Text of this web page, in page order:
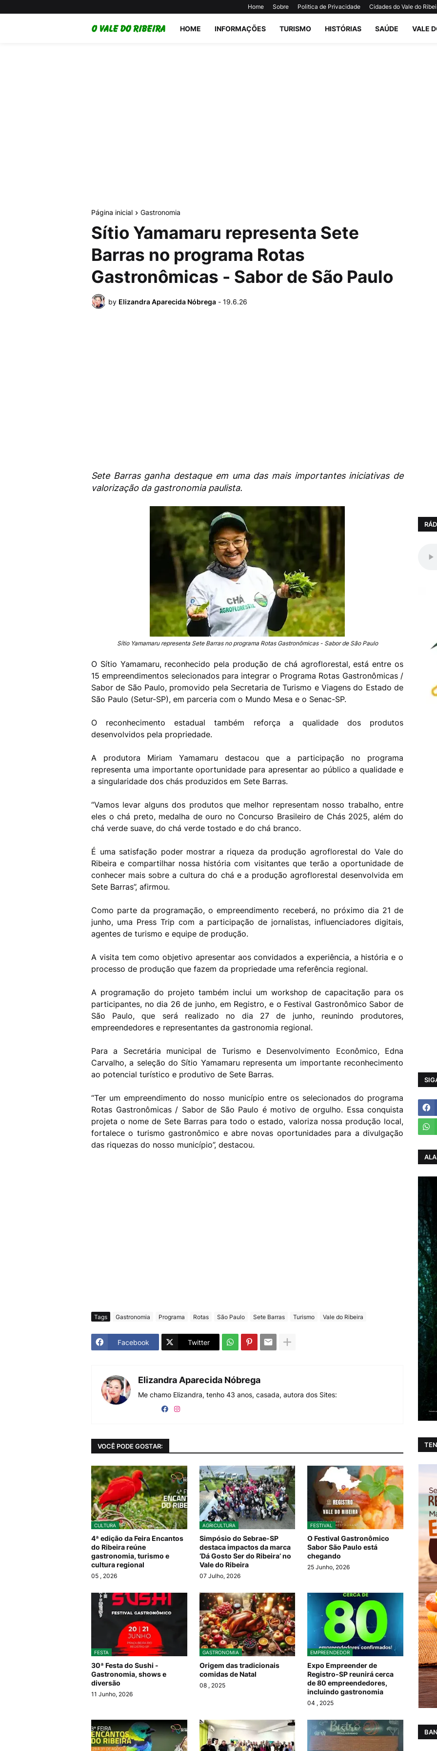
Home Sobre Politica de Privacidade Cidades do Vale do
HOME INFORMAÇÕES TURISMO HISTÓRIAS SAÚDE VALE
Página inicial Gastronomia
Sítio Yamamaru representa Sete
Barras no programa Rotas
Gastronômicas - Sabor de São Paulo
by Elizandra Aparecida Nóbrega - 19.6.26
Sete Barras ganha destaque em uma das mais importantes iniciativas de
valorização da gastronomia paulista.
Sítio Yamamaru representa Sete Barras no programa Rotas Gastronômicas - Sabor de São Paulo
O Sítio Yamamaru, reconhecido pela produção de chá agroflorestal, está entre os
15 empreendimentos selecionados para integrar o Programa Rotas Gastronômicas /
Sabor de São Paulo, promovido pela Secretaria de Turismo e Viagens do Estado de
São Paulo (Setur-SP), em parceria com o Mundo Mesa e o Senac-SP.
O reconhecimento estadual também reforça a qualidade dos produtos
desenvolvidos pela propriedade.
A produtora Miriam Yamamaru destacou que a participação no programa
representa uma importante oportunidade para apresentar ao público a qualidade e
a singularidade dos chás produzidos em Sete Barras.
“Vamos levar alguns dos produtos que melhor representam nosso trabalho, entre
eles o chá preto, medalha de ouro no Concurso Brasileiro de Chás 2025, além do
chá verde suave, do chá verde tostado e do chá branco.
É uma satisfação poder mostrar a riqueza da produção agroflorestal do Vale do
Ribeira e compartilhar nossa história com visitantes que terão a oportunidade de
conhecer mais sobre a cultura do chá e a produção agroflorestal desenvolvida em
Sete Barras”, afirmou.
Como parte da programação, o empreendimento receberá, no próximo dia 21 de
junho, uma Press Trip com a participação de jornalistas, influenciadores digitais,
agentes de turismo e equipe de produção.
A visita tem como objetivo apresentar aos convidados a experiência, a história e o
processo de produção que fazem da propriedade uma referência regional.
A programação do projeto também inclui um workshop de capacitação para os
participantes, no dia 26 de junho, em Registro, e o Festival Gastronômico Sabor de
São Paulo, que será realizado no dia 27 de junho, reunindo produtores,
empreendedores e representantes da gastronomia regional.
Para a Secretária municipal de Turismo e Desenvolvimento Econômico, Edna
Carvalho, a seleção do Sítio Yamamaru representa um importante reconhecimento
ao potencial turístico e produtivo de Sete Barras.
“Ter um empreendimento do nosso município entre os selecionados do programa
Rotas Gastronômicas / Sabor de São Paulo é motivo de orgulho. Essa conquista
projeta o nome de Sete Barras para todo o estado, valoriza nossa produção local,
fortalece o turismo gastronômico e abre novas oportunidades para a divulgação
das riquezas do nosso município”, destacou.
Tags Gastronomia Programa Rotas São Paulo Sete Barras Turismo Vale do Ribeira
Facebook Twitter
Elizandra Aparecida Nóbrega
Me chamo Elizandra, tenho 43 anos, casada, autora dos Sites:
VOCÊ PODE GOSTAR:
CULTURA
4ª edição da Feira Encantos
do Ribeira reúne
gastronomia, turismo e
cultura regional
05 , 2026
AGRICULTURA
Simpósio do Sebrae-SP
destaca impactos da marca
‘Dá Gosto Ser do Ribeira’ no
Vale do Ribeira
07 Julho, 2026
FESTIVAL
O Festival Gastronômico
Sabor São Paulo está
chegando
25 Junho, 2026
FESTA
30ª Festa do Sushi -
Gastronomia, shows e
diversão
11 Junho, 2026
GASTRONOMIA
Origem das tradicionais
comidas de Natal
08 , 2025
EMPREENDEDOR
Expo Empreender de
Registro-SP reunirá cerca
de 80 empreendedores,
incluindo gastronomia
04 , 2025